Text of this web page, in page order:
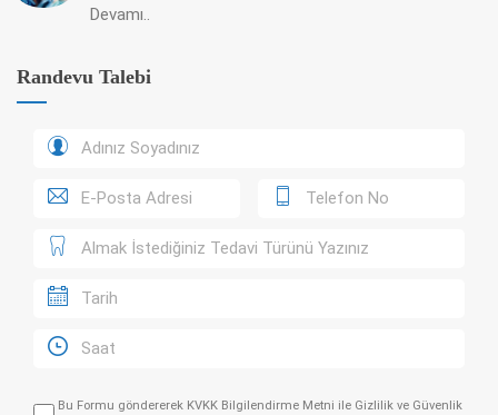
Devamı..
Randevu Talebi
Bu Formu göndererek KVKK Bilgilendirme Metni ile Gizlilik ve Güvenlik